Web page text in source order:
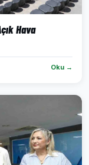
Hava
Oku →